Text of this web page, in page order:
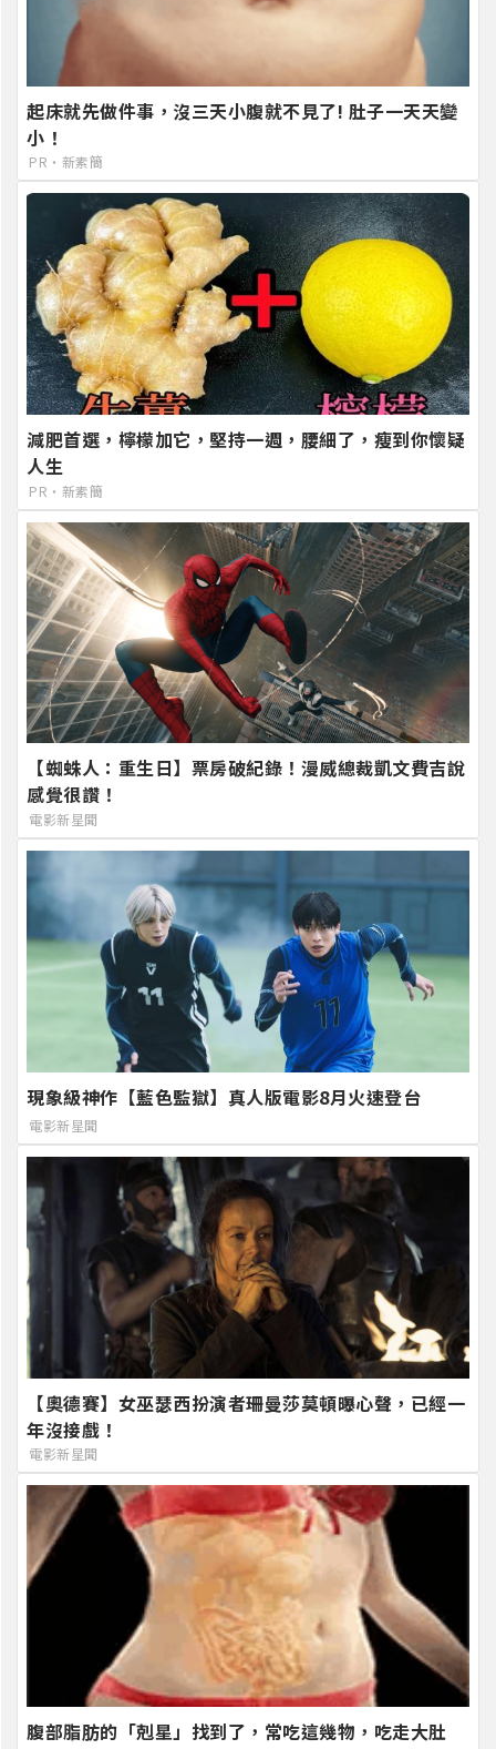
起床就先做件事，沒三天小腹就不見了! 肚子一天天變
小！
PR・新素簡
減肥首選，檸檬加它，堅持一週，腰細了，瘦到你懷疑
人生
PR・新素簡
【蜘蛛人：重生日】票房破紀錄！漫威總裁凱文費吉說
感覺很讚！
電影新星聞
現象級神作【藍色監獄】真人版電影8月火速登台
電影新星聞
【奧德賽】女巫瑟西扮演者珊曼莎莫頓曝心聲，已經一
年沒接戲！
電影新星聞
腹部脂肪的「剋星」找到了，常吃這幾物，吃走大肚